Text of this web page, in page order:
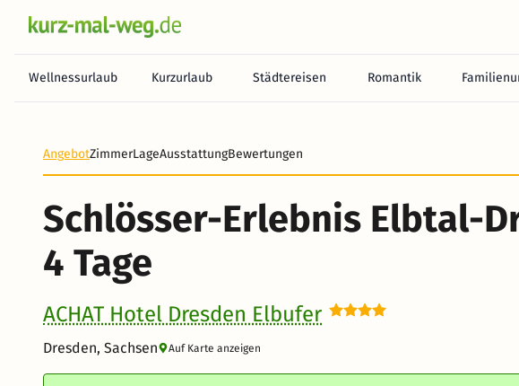
Wellnessurlaub Kurzurlaub Städtereisen Romantik
AngebotZimmerLageAusstattungBewertungen
Schlösser-Erlebnis Elbtal-
4 Tage
ACHAT Hotel Dresden Elbufer
Dresden, Sachsen Auf Karte anzeigen